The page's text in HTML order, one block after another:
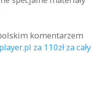
komentarzem
za 110zł za cały